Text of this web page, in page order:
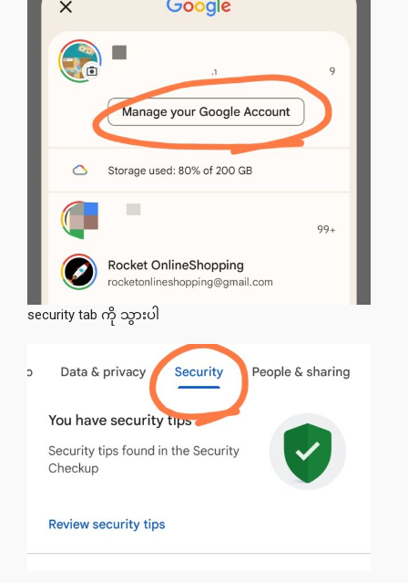
security tab ကို သွားပါ